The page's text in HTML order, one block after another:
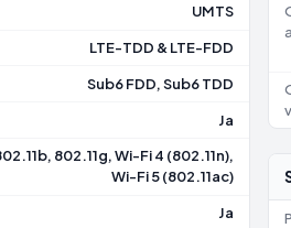
UMTS
LTE-TDD & LTE-FDD
Sub6 FDD, Sub6 TDD
Ja
802.11g, Wi-Fi 4 (802.11n),
Wi-Fi 5 (802.11ac)
Ja